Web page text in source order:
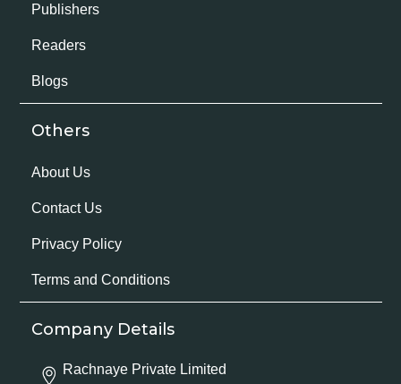
Publishers
Readers
Blogs
Others
About Us
Contact Us
Privacy Policy
Terms and Conditions
Company Details
Rachnaye Private Limited